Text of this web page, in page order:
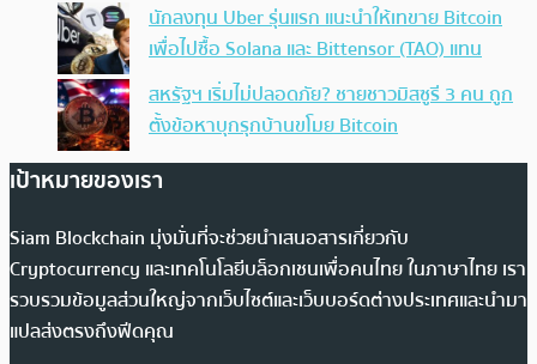
นักลงทุน Uber รุ่นแรก แนะนำให้เทขาย Bitcoin
เพื่อไปซื้อ Solana และ Bittensor (TAO) แทน
สหรัฐฯ เริ่มไม่ปลอดภัย? ชายชาวมิสซูรี 3 คน ถูก
ตั้งข้อหาบุกรุกบ้านขโมย Bitcoin
เป้าหมายของเรา
Siam Blockchain มุ่งมั่นที่จะช่วยนำเสนอสารเกี่ยวกับ
Cryptocurrency และเทคโนโลยีบล็อกเชนเพื่อคนไทย ในภาษาไทย เรา
รวบรวมข้อมูลส่วนใหญ่จากเว็บไซต์และเว็บบอร์ดต่างประเทศและนำมา
แปลส่งตรงถึงฟีดคุณ